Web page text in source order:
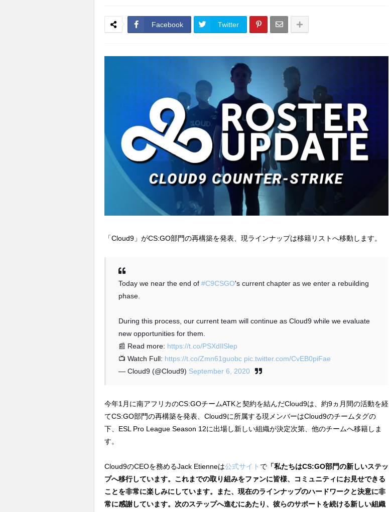
Facebook Twitter
「Cloud9」がCS:GO部門の再構築を発表、現ラインナップは移籍リストへ移動します。
Today we near the end of #C9CSGO's current chapter as we enter a rebuilding
phase.
During this process, our current team will continue as Cloud9 while we evaluate
new opportunities for them.
📰 Read more: https://t.co/PSXdIlSlep
📺 Watch Full: https://t.co/Zmn61guobc pic.twitter.com/CvEB0piFae
— Cloud9 (@Cloud9) September 6, 2020
今年1月に南アフリカのCS:GOチームATKと契約を結んだCloud9は、約9ヵ月間の活動を経
てCS:GO部門の再構築を発表、Cloud9に所属する現メンバーはCloud9のチームタグの
下、ESL Pro League Season 12に出場し新しい組織が決定次第、他のチームへ移籍しま
す。
Cloud9のCEOを務めるJack Etienneは公式サイト で 「私たちはCS:GO部門の新しいステッ
プへ移行しています。これまでの取り組みをファンに皆様、コミュニティにお見せできる
ことを非常に楽しみにしています。また、現在のラインナップのハードワークと決意に非
常に感謝しています。次のステップへ進むにあたり、彼らのサポートを続ける新しい組織